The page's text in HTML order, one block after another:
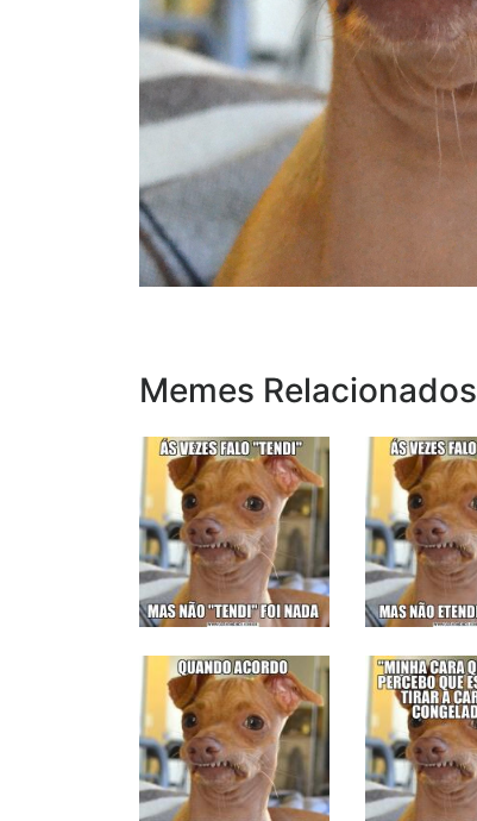
Memes Relacionados